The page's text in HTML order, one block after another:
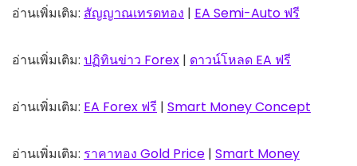
อ่านเพิ่มเติม: สัญญาณเทรดทอง | EA Semi-Auto ฟรี
อ่านเพิ่มเติม: ปฏิทินข่าว Forex | ดาวน์โหลด EA ฟรี
อ่านเพิ่มเติม: EA Forex ฟรี | Smart Money Concept
อ่านเพิ่มเติม: ราคาทอง Gold Price | Smart Money